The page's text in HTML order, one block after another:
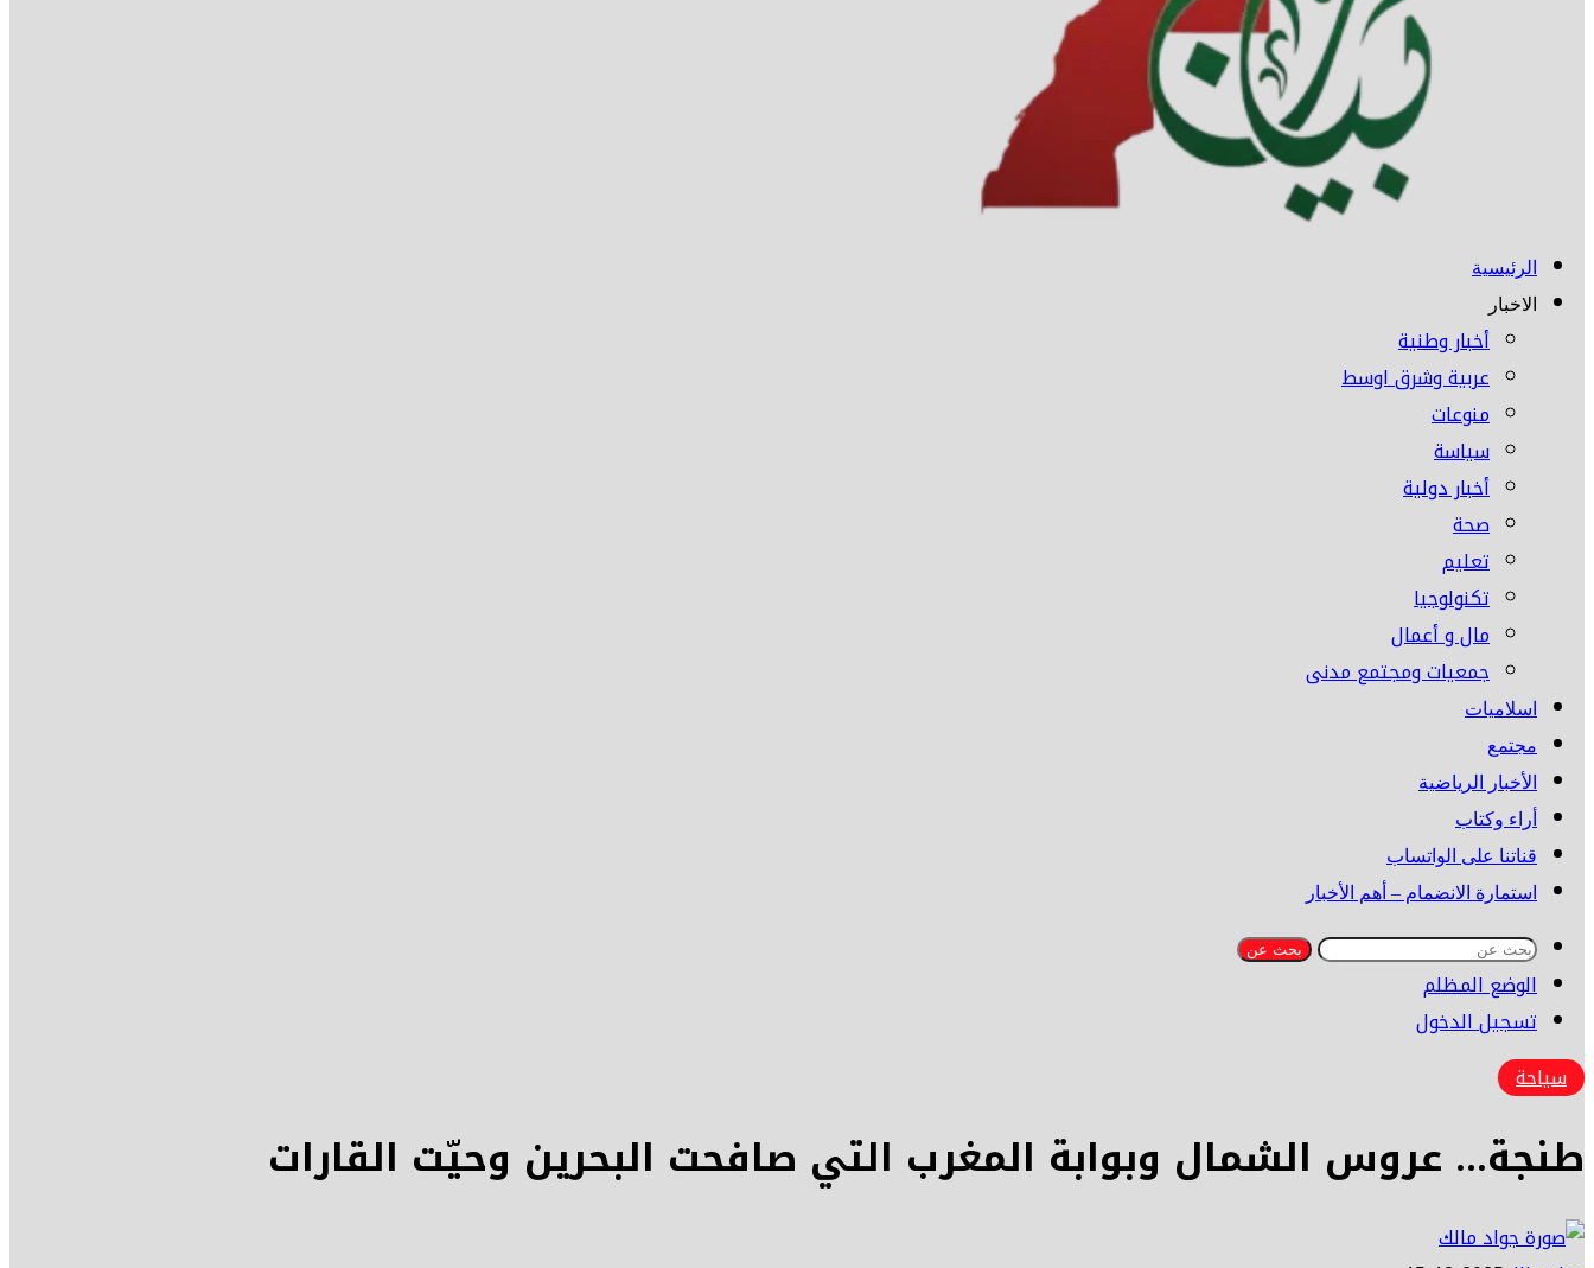
الرئيسية
الاخبار
أخبار وطنية
عربية وشرق اوسط
منوعات
سياسة
أخبار دولية
صحة
تعليم
تكنولوجيا
مال و أعمال
جمعيات ومجتمع مدنى
اسلاميات
مجتمع
الأخبار الرياضية
أراء وكتاب
قناتنا على الواتساب
استمارة الانضمام – أهم الأخبار
بحث عن
الوضع المظلم
تسجيل الدخول
سياحة
طنجة… عروس الشمال وبوابة المغرب التي صافحت البحرين وحيّت القارات